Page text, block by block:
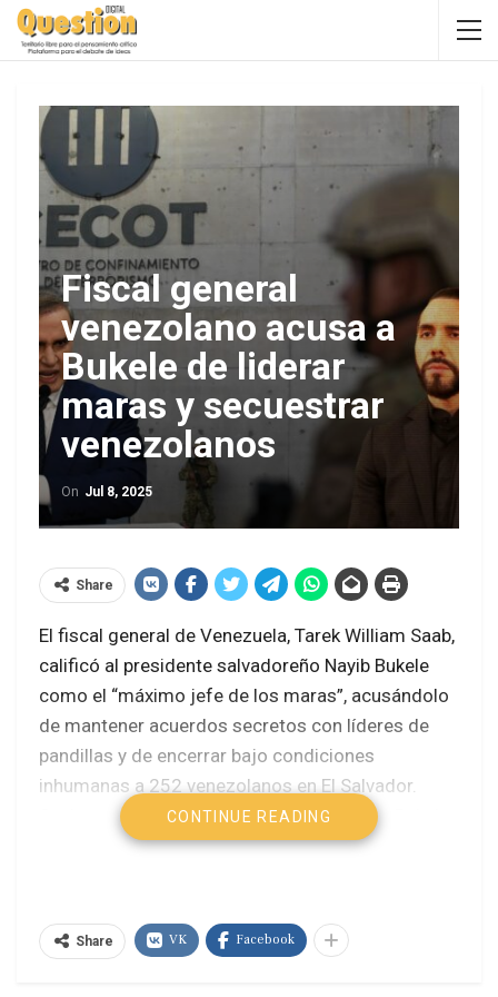
Fiscal general
venezolano acusa a
Bukele de liderar
maras y secuestrar
venezolanos
On Jul 8, 2025
Share
El fiscal general de Venezuela, Tarek William Saab,
calificó al presidente salvadoreño Nayib Bukele
como el “máximo jefe de los maras”, acusándolo
de mantener acuerdos secretos con líderes de
pandillas y de encerrar bajo condiciones
inhumanas a 252 venezolanos en El Salvador.
Saab aseguró que la “pervertida lógica” de Bukele
se refleja en su doble discurso: mientras afirma
El régimen de Nayib Bukele provoca el
CONTINUE READING
Share VK Facebook